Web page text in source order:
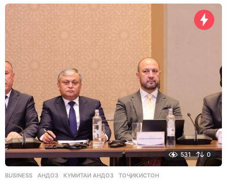
a
531 0
BUSINESS АНДОЗ ,КУМИТАИ АНДОЗ ,ТОҶИКИСТОН